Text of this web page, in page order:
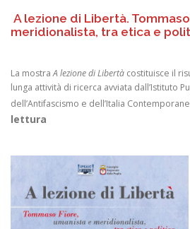
A lezione di Libertà.
meridionalista, tra etica e
La mostraA lezione di Libertà costituisce il
lunga attività di ricerca avviata dall’Istituto
dell’Antifascismo e dell’Italia
lettura